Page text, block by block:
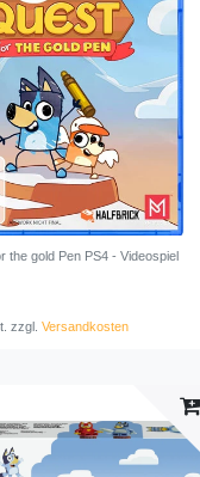
the gold Pen PS4 - Videospiel
zzgl.Versandkosten